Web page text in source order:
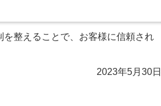
整えることで、お客様に信頼され
2023年5月30日